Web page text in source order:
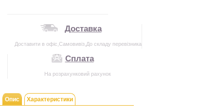
Доставка
Доставити в офіс,Самовивіз,До складу перевізника
Сплата
На розрахунковий рахунок
Опис Характеристики